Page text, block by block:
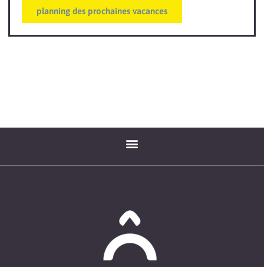
planning des prochaines vacances